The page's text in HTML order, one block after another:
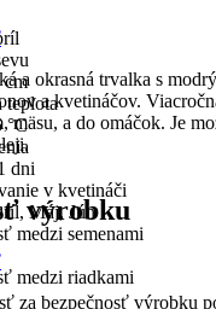
cm
teplota
°C
dni
v kvetináči
Máj, Jún
medzi semenami
medzi riadkami
a okrasná trvalka s
a kvetináčov.
mäsu, a do omáčok. Je
výrobku
za bezpečnosť výrobku